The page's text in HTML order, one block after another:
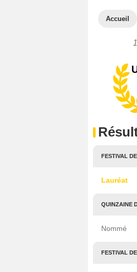
Accueil
FESTIVAL
Lauréat
QUINZAINE
Nommé
FESTIVAL